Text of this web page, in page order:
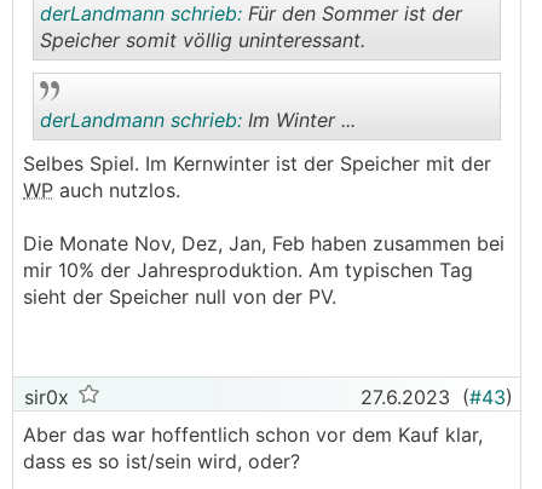
derLandmann schrieb: Für den Sommer ist der
Speicher somit völlig uninteressant.
derLandmann schrieb: Im Winter ...
Selbes Spiel. Im Kernwinter ist der Speicher mit der
WP auch nutzlos.
Die Monate Nov, Dez, Jan, Feb haben zusammen bei
mir 10% der Jahresproduktion. Am typischen Tag
sieht der Speicher null von der PV.
sir0x 27.6.2023 (#43)
Aber das war hoffentlich schon vor dem Kauf klar,
dass es so ist/sein wird, oder?